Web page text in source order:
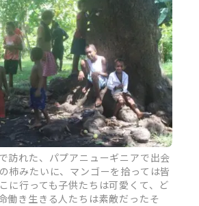
訪れた、パプアニューギニアで出会
柿みたいに、マンゴーを拾っては皆
に行っても子供たちは可愛くて、ど
働き生きる人たちは素敵だったそ